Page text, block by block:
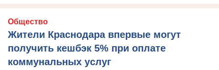
Общество
Жители Краснодара впервые могут
получить кешбэк 5% при оплате
коммунальных услуг